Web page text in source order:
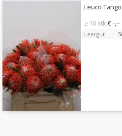
Leuco Tango
≥ 10 stk € -,--
Leergut
Sie müssen eingeloggt